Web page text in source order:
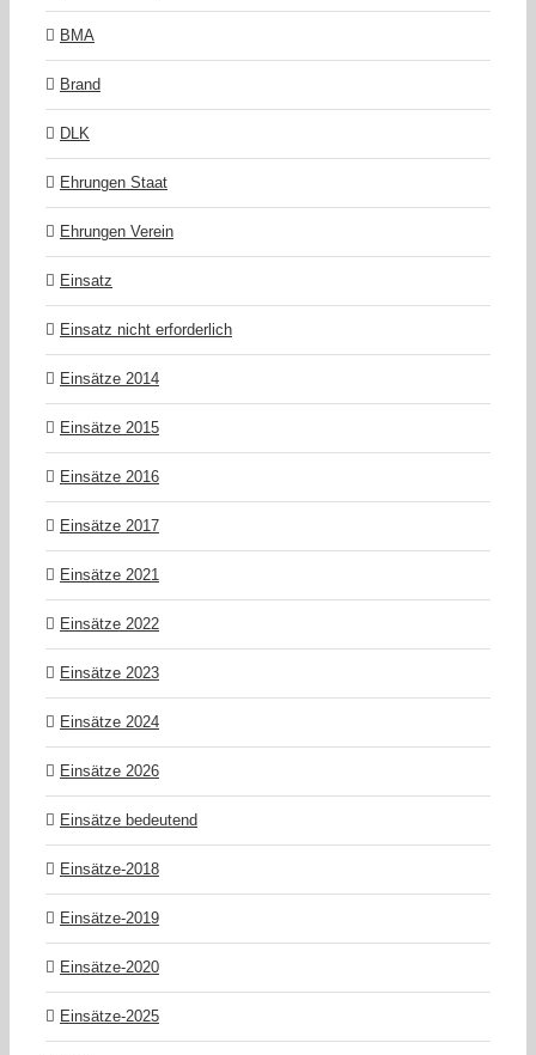
BMA
Brand
DLK
Ehrungen Staat
Ehrungen Verein
Einsatz
Einsatz nicht erforderlich
Einsätze 2014
Einsätze 2015
Einsätze 2016
Einsätze 2017
Einsätze 2021
Einsätze 2022
Einsätze 2023
Einsätze 2024
Einsätze 2026
Einsätze bedeutend
Einsätze-2018
Einsätze-2019
Einsätze-2020
Einsätze-2025